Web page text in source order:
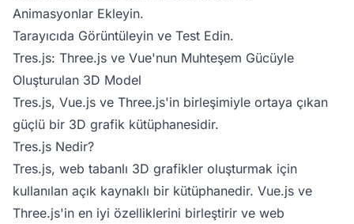
Animasyonlar Ekleyin.
Tarayıcıda Görüntüleyin ve Test Edin.
Tres.js: Three.js ve Vue'nun Muhteşem Gücüyle
Oluşturulan 3D Model
Tres.js, Vue.js ve Three.js'in birleşimiyle ortaya çıkan
güçlü bir 3D grafik kütüphanesidir.
Tres.js Nedir?
Tres.js, web tabanlı 3D grafikler oluşturmak için
kullanılan açık kaynaklı bir kütüphanedir. Vue.js ve
Three.js'in en iyi özelliklerini birleştirir ve web